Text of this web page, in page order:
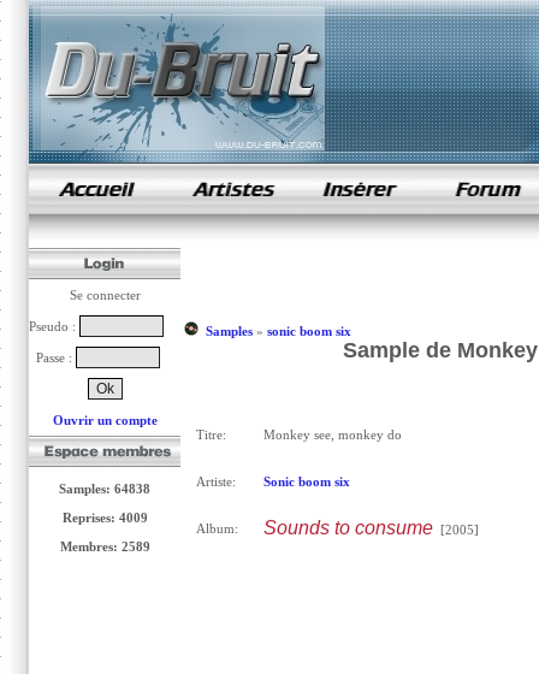
samples de rap
Se connecter
Pseudo :
Passe :
Ouvrir un compte
Samples: 64838
Reprises: 4009
Membres: 2589
Samples» sonic boom six
Sample de
Titre: Monkey see, monkey do
Artiste: Sonic boom six
Album: Sounds to consume[2005]